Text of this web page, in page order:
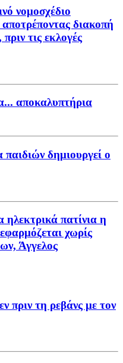
νομοσχέδιο
διακοπή
τις εκλογές
αποκαλυπτήρια
δημιουργεί ο
ηλεκτρικά πατίνια η
χωρίς
Άγγελος
πριν τη ρεβάνς με τον